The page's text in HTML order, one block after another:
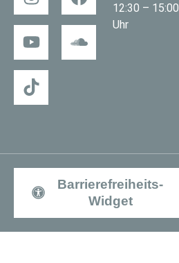
12:30 – 15:00
Uhr
Barrierefreiheits-
Widget